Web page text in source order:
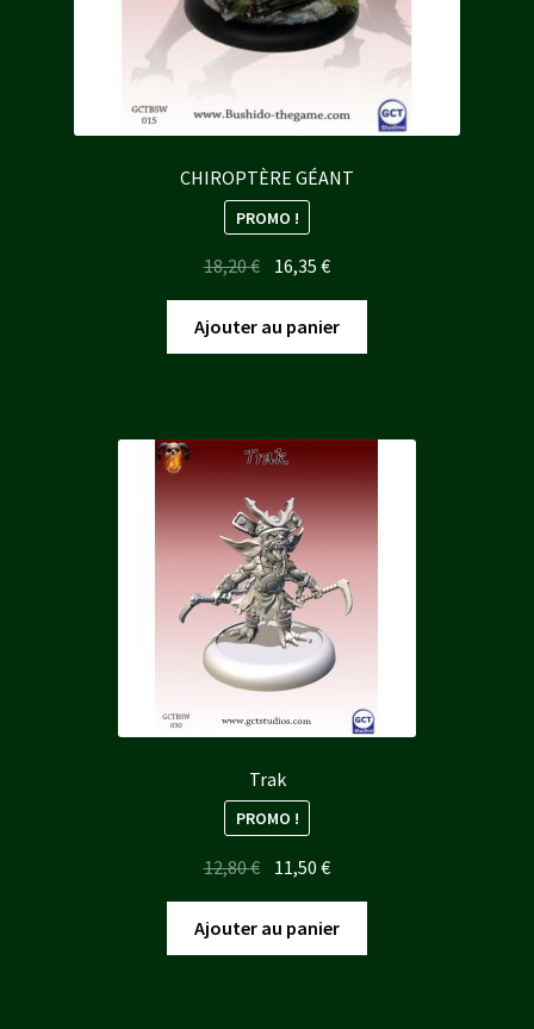
CHIROPTÈRE GÉANT
PROMO !
18,20€ Le
prix
initial
était :
16,35€Le
prix
actuel
est :
Ajouter au panier
Trak
PROMO !
12,80€ Le
initial
était :
11,50€Le
actuel
est :
Ajouter au panier